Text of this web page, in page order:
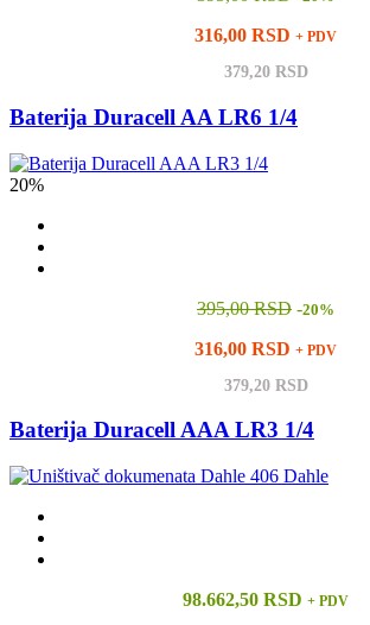
316,00 RSD + PDV
379,20 RSD
Baterija Duracell AA LR6 1/4
20%
395,00 RSD -20%
316,00 RSD + PDV
379,20 RSD
Baterija Duracell AAA LR3 1/4
98.662,50 RSD + PDV